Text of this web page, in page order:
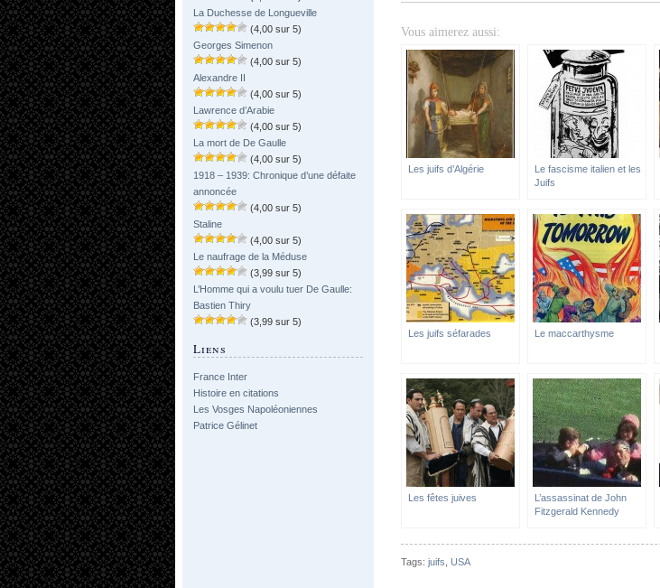
La Duchesse de Longueville
(4,00 sur 5)
Georges Simenon
(4,00 sur 5)
Alexandre II
(4,00 sur 5)
Lawrence d’Arabie
(4,00 sur 5)
La mort de De Gaulle
(4,00 sur 5)
1918 – 1939: Chronique d’une défaite
annoncée
(4,00 sur 5)
Staline
(4,00 sur 5)
Le naufrage de la Méduse
(3,99 sur 5)
L’Homme qui a voulu tuer De Gaulle:
Bastien Thiry
(3,99 sur 5)
Liens
France Inter
Histoire en citations
Les Vosges Napoléoniennes
Patrice Gélinet
Vous aimerez aussi:
Les juifs d’Algérie
Le fascisme italien et les
Juifs
Les juifs séfarades Le maccarthysme
Les fêtes juives
L’assassinat de John
Fitzgerald Kennedy
Tags: juifs USA